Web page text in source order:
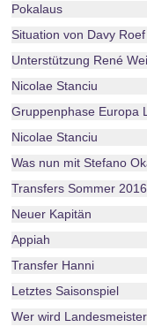
Pokalaus
Situation von Davy Roef
Unterstützung René
Nicolae Stanciu
Gruppenphase Europa
Nicolae Stanciu
Was nun mit Stefano
Transfers Sommer 2016
Neuer Kapitän
Appiah
Transfer Hanni
Letztes Saisonspiel
Wer wird